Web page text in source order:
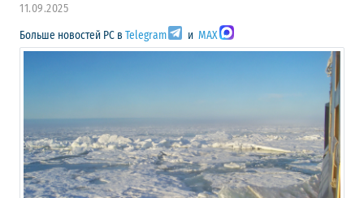
11.09.2025
Больше новостей РС в Telegram и MAX